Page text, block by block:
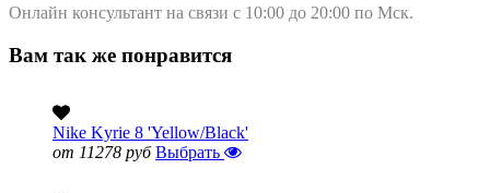
Онлайн консультант на связи с 10:00 до 20:00 по Мск.
Вам так же понравится
Nike Kyrie 8 'Yellow/Black'
от 11278 руб Выбрать